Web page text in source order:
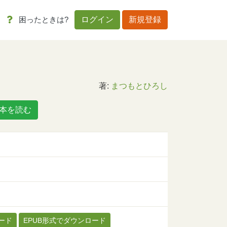
困ったときは? ログイン 新規登録
著: まつもとひろし
を読む
ド EPUB形式でダウンロード